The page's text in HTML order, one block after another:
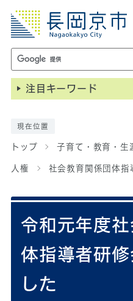
注目キーワード
現在位置
トップ 子育て・教育・生
人権 社会教育関係団体指
令和元年度
体指導者研
した